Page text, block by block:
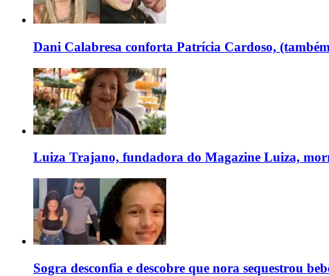
Dani Calabresa conforta Patrícia Cardoso,
Luiza Trajano, fundadora do Magazine Luiza,
Sogra desconfia e descobre que nora sequestrou